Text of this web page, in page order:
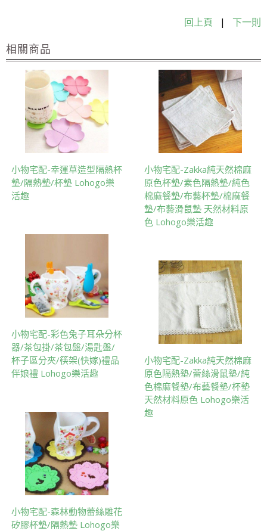
回上頁 | 下一則
相關商品
小物宅配-幸運草造型隔熱杯
墊/隔熱墊/杯墊 Lohogo樂
活趣
小物宅配-Zakka純天然棉麻
原色杯墊/素色隔熱墊/純色
棉麻餐墊/布藝杯墊/棉麻餐
墊/布藝滑鼠墊 天然材料原
色 Lohogo樂活趣
小物宅配-彩色兔子耳朵分杯
器/茶包掛/茶包盤/湯匙盤/
杯子區分夾/筷架(快嫁)禮品
伴娘禮 Lohogo樂活趣
小物宅配-Zakka純天然棉麻
原色隔熱墊/蕾絲滑鼠墊/純
色棉麻餐墊/布藝餐墊/杯墊
天然材料原色 Lohogo樂活
趣
小物宅配-森林動物蕾絲雕花
矽膠杯墊/隔熱墊 Lohogo樂